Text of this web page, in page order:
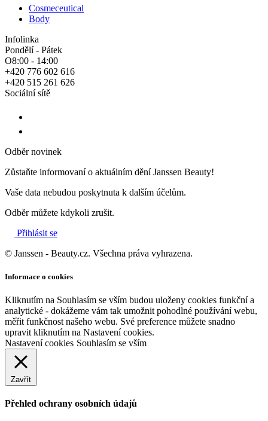
Cosmeceutical
Body
Infolinka
Pondělí - Pátek
O8:00 - 14:00
+420 776 602 616
+420 515 261 626
Sociální sítě
Odběr novinek
Zůstaňte informovaní o aktuálním dění Janssen Beauty!
Vaše data nebudou poskytnuta k dalším účelům.
Odběr můžete kdykoli zrušit.
Přihlásit se
© Janssen - Beauty.cz. Všechna práva vyhrazena.
Informace o cookies
Kliknutím na Souhlasím se vším budou uloženy cookies funkční a
analytické - dokážeme vám tak umožnit pohodlné používání webu,
měřit funkčnost našeho webu. Své preference můžete snadno
upravit kliknutím na Nastavení cookies.
Nastavení cookies Souhlasím se vším
Zavřít
Přehled ochrany osobních údajů